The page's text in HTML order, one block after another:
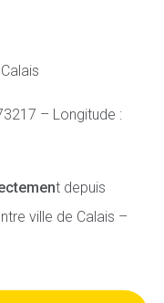
– Longitude :
t depuis
ville de Calais –